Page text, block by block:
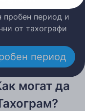
пробен период и
от тахографи
период
могат да